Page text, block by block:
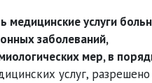
медицинские услуги
заболеваний,
мер, в
услуг, разрешено